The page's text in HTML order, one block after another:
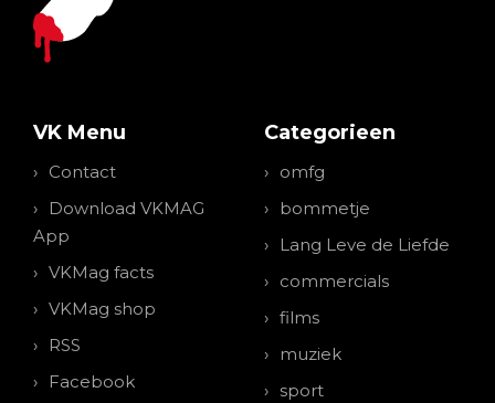
VK Menu
Contact
Download VKMAG
App
VKMag facts
VKMag shop
RSS
Facebook
Categorieen
omfg
bommetje
Lang Leve de Liefde
commercials
films
muziek
sport